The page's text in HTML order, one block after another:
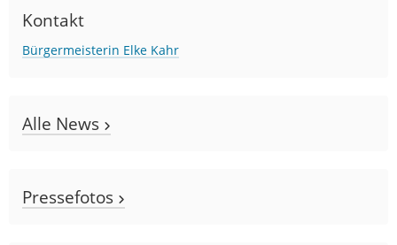
Kontakt
Bürgermeisterin Elke Kahr
Alle News
Pressefotos